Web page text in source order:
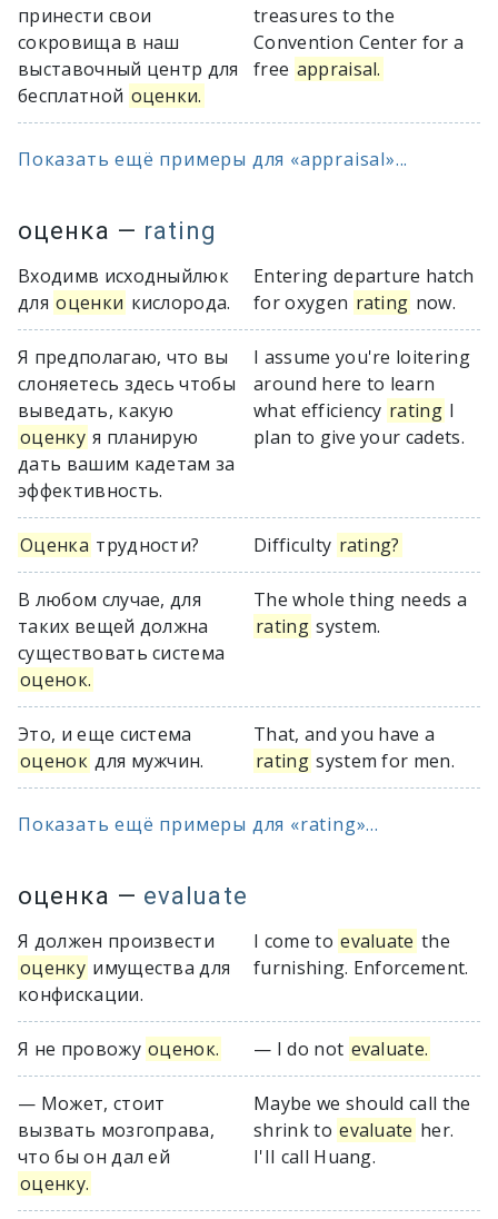
принести свои
сокровища в наш
выставочный центр для
бесплатной оценки.
treasures to the
Convention Center for a
free appraisal.
Показать ещё примеры для «appraisal»...
оценка — rating
Входимв исходныйлюк
для оценки кислорода.
Entering departure hatch
for oxygen rating now.
Я предполагаю, что вы
слоняетесь здесь чтобы
выведать, какую
оценку я планирую
дать вашим кадетам за
эффективность.
I assume you're loitering
around here to learn
what efficiency rating I
plan to give your cadets.
Оценка трудности? Difficulty rating?
В любом случае, для
таких вещей должна
существовать система
оценок.
The whole thing needs a
rating system.
Это, и еще система
оценок для мужчин.
That, and you have a
rating system for men.
Показать ещё примеры для «rating»...
оценка — evaluate
Я должен произвести
оценку имущества для
конфискации.
I come to evaluate the
furnishing. Enforcement.
Я не провожу оценок. — I do not evaluate.
— Может, стоит
вызвать мозгоправа,
что бы он дал ей
оценку.
Maybe we should call the
shrink to evaluate her.
I'II call Huang.